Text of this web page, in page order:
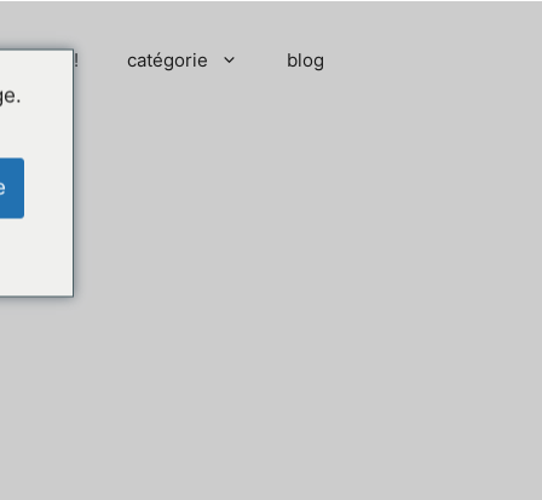
! catégorie blog